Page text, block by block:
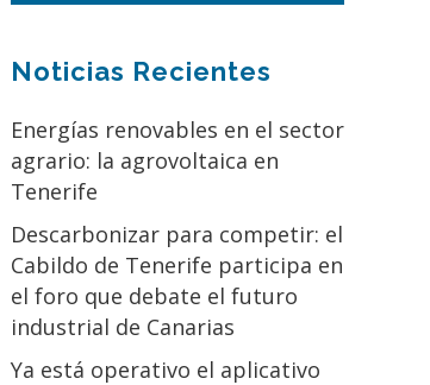
Noticias Recientes
Energías renovables en el sector
agrario: la agrovoltaica en
Tenerife
Descarbonizar para competir: el
Cabildo de Tenerife participa en
el foro que debate el futuro
industrial de Canarias
Ya está operativo el aplicativo